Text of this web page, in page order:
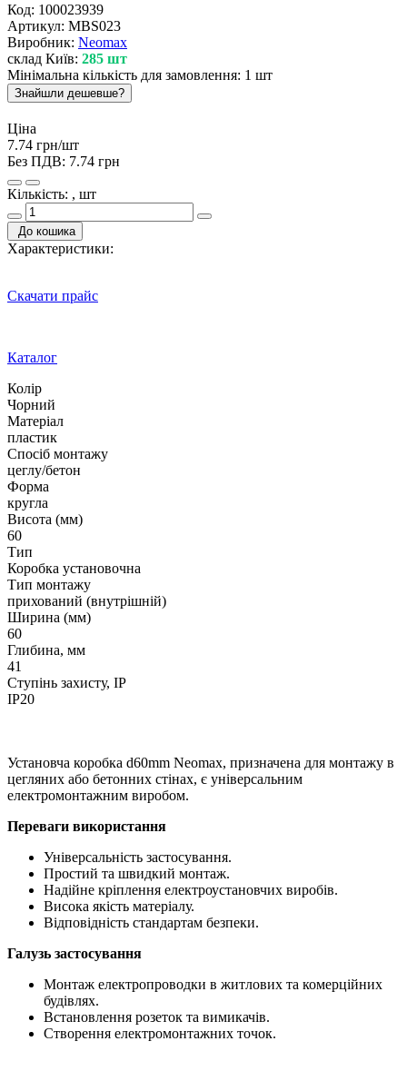
Код: 100023939
Артикул: MBS023
Виробник: Neomax
склад Київ: 285 шт
Мінімальна кількість для замовлення: 1 шт
Знайшли дешевше?
Ціна
7.74 грн/шт
Без ПДВ: 7.74 грн
Кількість: , шт
До кошика
Характеристики:
Скачати прайс
Каталог
Колір
Чорний
Матеріал
пластик
Спосіб монтажу
цеглу/бетон
Форма
кругла
Висота (мм)
60
Тип
Коробка установочна
Тип монтажу
прихований (внутрішній)
Ширина (мм)
60
Глибина, мм
41
Ступінь захисту, IP
IP20
Установча коробка d60mm Neomax, призначена для монтажу в
цегляних або бетонних стінах, є універсальним
електромонтажним виробом.
Переваги використання
Універсальність застосування.
Простий та швидкий монтаж.
Надійне кріплення електроустановчих виробів.
Висока якість матеріалу.
Відповідність стандартам безпеки.
Галузь застосування
Монтаж електропроводки в житлових та комерційних
будівлях.
Встановлення розеток та вимикачів.
Створення електромонтажних точок.